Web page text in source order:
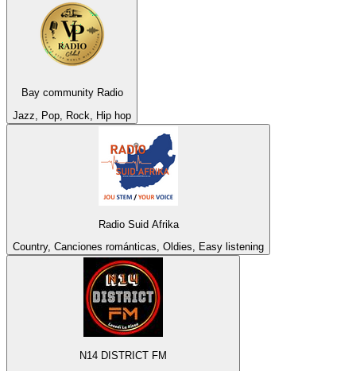
Bay community Radio
Jazz, Pop, Rock, Hip hop
Radio Suid Afrika
Country, Canciones románticas, Oldies, Easy listening
N14 DISTRICT FM